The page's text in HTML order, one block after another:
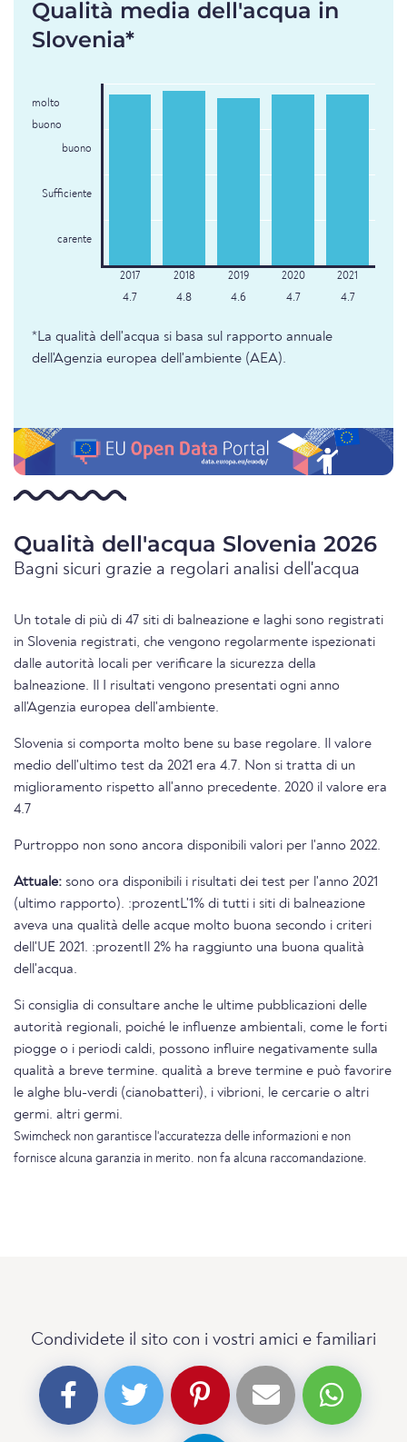
Qualità media dell'acqua in
Slovenia*
molto
buono
buono
Sufficiente
carente
4.7 4.8 4.6 4.7 4.7
*La qualità dell'acqua si basa sul rapporto annuale
dell'Agenzia europea dell'ambiente (AEA).
Qualità dell'acqua Slovenia 2026
Bagni sicuri grazie a regolari analisi dell'acqua
Un totale di più di 47 siti di balneazione e laghi sono registrati
in Slovenia registrati, che vengono regolarmente ispezionati
dalle autorità locali per verificare la sicurezza della
balneazione. Il I risultati vengono presentati ogni anno
all'Agenzia europea dell'ambiente.
Slovenia si comporta molto bene su base regolare. Il valore
medio dell'ultimo test da 2021 era 4.7. Non si tratta di un
miglioramento rispetto all'anno precedente. 2020 il valore era
4.7
Purtroppo non sono ancora disponibili valori per l'anno 2022.
Attuale: sono ora disponibili i risultati dei test per l'anno 2021
(ultimo rapporto). :prozentL'1% di tutti i siti di balneazione
aveva una qualità delle acque molto buona secondo i criteri
dell'UE 2021. :prozentIl 2% ha raggiunto una buona qualità
dell'acqua.
Si consiglia di consultare anche le ultime pubblicazioni delle
autorità regionali, poiché le influenze ambientali, come le forti
piogge o i periodi caldi, possono influire negativamente sulla
qualità a breve termine. qualità a breve termine e può favorire
le alghe blu-verdi (cianobatteri), i vibrioni, le cercarie o altri
germi. altri germi.
Swimcheck non garantisce l'accuratezza delle informazioni e non
fornisce alcuna garanzia in merito. non fa alcuna raccomandazione.
Condividete il sito con i vostri amici e familiari